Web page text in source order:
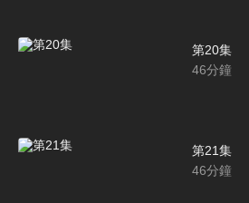
第20集
46分鐘
第21集
46分鐘